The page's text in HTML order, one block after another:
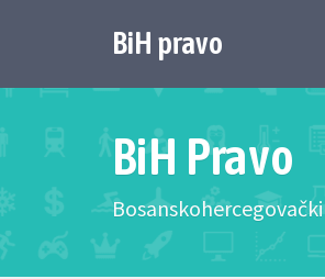
BiH pravo
BiH Pravo